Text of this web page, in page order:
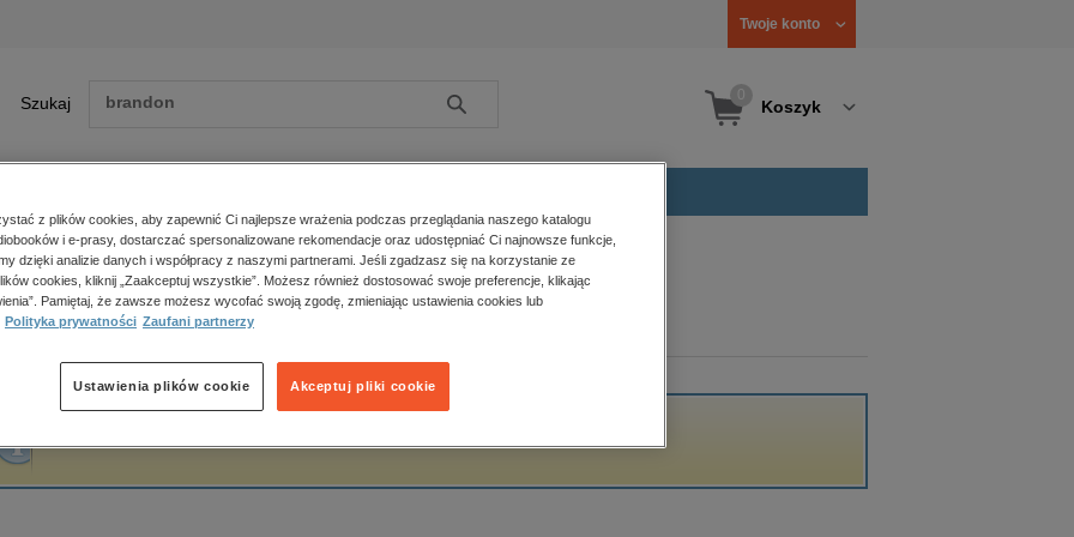
Twoje konto
Szukaj Szukaj Koszyk
Zobacz wszystkie E-prasa
polityka, społeczno-informacyjne
psychologiczne
popularno-naukowe
historia
główna Andrzej Skrzypek
Skrzypek
z plików cookies, aby zapewnić Ci najlepsze wrażenia podczas przeglądania naszego katalogu
i e-prasy, dostarczać spersonalizowane rekomendacje oraz udostępniać Ci najnowsze funkcje,
dzięki analizie danych i współpracy z naszymi partnerami. Jeśli zgadzasz się na korzystanie ze
cookies, kliknij „Zaakceptuj wszystkie”. Możesz również dostosować swoje preferencje, klikając
Pamiętaj, że zawsze możesz wycofać swoją zgodę, zmieniając ustawienia cookies lub
Polityka prywatności Zaufani partnerzy
Akceptuj pliki cookie
Ustawienia plików cookie